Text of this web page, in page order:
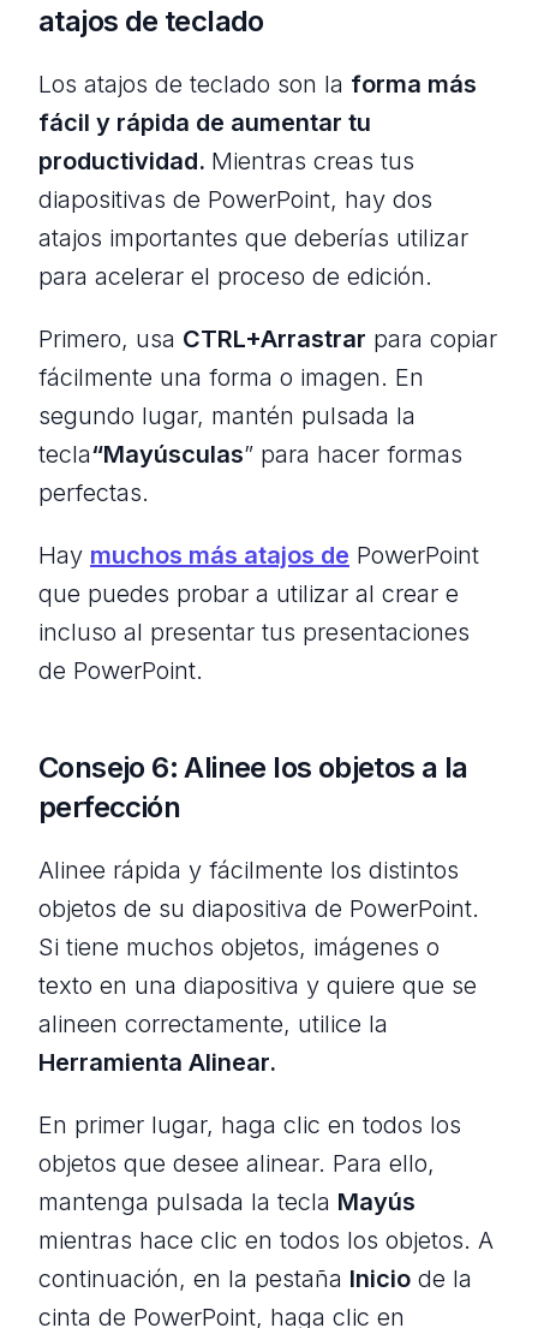
atajos de teclado
Los atajos de teclado son la forma más
fácil y rápida de aumentar tu
productividad. Mientras creas tus
diapositivas de PowerPoint, hay dos
atajos importantes que deberías utilizar
para acelerar el proceso de edición.
Primero, usa CTRL+Arrastrar para copiar
fácilmente una forma o imagen. En
segundo lugar, mantén pulsada la
tecla“Mayúsculas” para hacer formas
perfectas.
Hay muchos más atajos de PowerPoint
que puedes probar a utilizar al crear e
incluso al presentar tus presentaciones
de PowerPoint.
Consejo 6: Alinee los objetos a la
perfección
Alinee rápida y fácilmente los distintos
objetos de su diapositiva de PowerPoint.
Si tiene muchos objetos, imágenes o
texto en una diapositiva y quiere que se
alineen correctamente, utilice la
Herramienta Alinear.
En primer lugar, haga clic en todos los
objetos que desee alinear. Para ello,
mantenga pulsada la tecla Mayús
mientras hace clic en todos los objetos. A
continuación, en la pestaña Inicio de la
cinta de PowerPoint, haga clic en